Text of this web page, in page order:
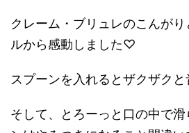
クレーム・ブリュレのこんが
ルから感動しました♡
スプーンを入れるとザクザクと
そして、とろーっと口の中で